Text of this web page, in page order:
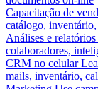
Capacitação de
catálogo,
Análises e relatórios
colaboradores,
CRM no celular
mails, inventário,